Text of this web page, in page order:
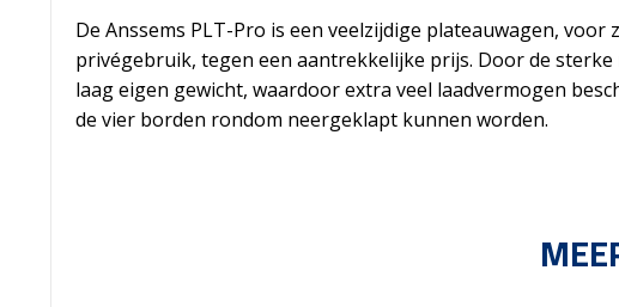
De Anssems PLT-Pro is een veelzijdige plateauwagen, voor
privégebruik, tegen een aantrekkelijke prijs. Door de
laag eigen gewicht, waardoor extra veel laadvermogen
de vier borden rondom neergeklapt kunnen worden.